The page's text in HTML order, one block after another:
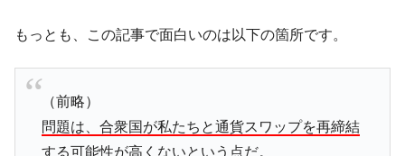
い「50.5％」に上昇
『Money1』
韓国大統領府ボンクラ政策室長が告発され
た ⇒ 国家が行った恐るべき株価操作であり、空前の国政壟
『Money1』
韓国･警察職員が「丸刈りになって抗議活
もっとも、この記事で面白いのは以下の箇所です。
（前略）
問題は、合衆国が私たちと通貨スワップを再締結
する可能性が高くないという点だ。